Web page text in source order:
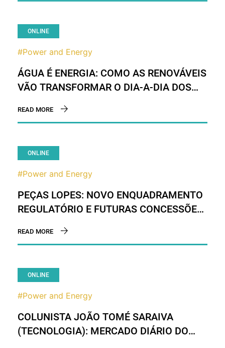
ONLINE
#Power and Energy
ÁGUA É ENERGIA: COMO AS RENOVÁVEIS
VÃO TRANSFORMAR O DIA-A-DIA DOS
READ MORE
ONLINE
#Power and Energy
PEÇAS LOPES: NOVO ENQUADRAMENTO
REGULATÓRIO E FUTURAS CONCESSÕES
READ MORE
ONLINE
#Power and Energy
COLUNISTA JOÃO TOMÉ SARAIVA
(TECNOLOGIA): MERCADO DIÁRIO DO